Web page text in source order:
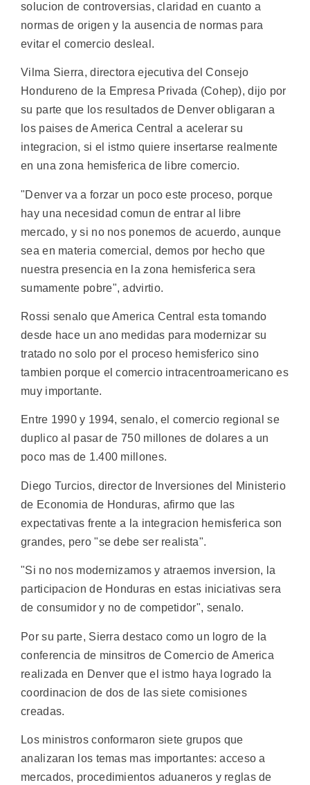
solucion de controversias, claridad en cuanto a
normas de origen y la ausencia de normas para
evitar el comercio desleal.
Vilma Sierra, directora ejecutiva del Consejo
Hondureno de la Empresa Privada (Cohep), dijo por
su parte que los resultados de Denver obligaran a
los paises de America Central a acelerar su
integracion, si el istmo quiere insertarse realmente
en una zona hemisferica de libre comercio.
"Denver va a forzar un poco este proceso, porque
hay una necesidad comun de entrar al libre
mercado, y si no nos ponemos de acuerdo, aunque
sea en materia comercial, demos por hecho que
nuestra presencia en la zona hemisferica sera
sumamente pobre", advirtio.
Rossi senalo que America Central esta tomando
desde hace un ano medidas para modernizar su
tratado no solo por el proceso hemisferico sino
tambien porque el comercio intracentroamericano es
muy importante.
Entre 1990 y 1994, senalo, el comercio regional se
duplico al pasar de 750 millones de dolares a un
poco mas de 1.400 millones.
Diego Turcios, director de Inversiones del Ministerio
de Economia de Honduras, afirmo que las
expectativas frente a la integracion hemisferica son
grandes, pero "se debe ser realista".
"Si no nos modernizamos y atraemos inversion, la
participacion de Honduras en estas iniciativas sera
de consumidor y no de competidor", senalo.
Por su parte, Sierra destaco como un logro de la
conferencia de minsitros de Comercio de America
realizada en Denver que el istmo haya logrado la
coordinacion de dos de las siete comisiones
creadas.
Los ministros conformaron siete grupos que
analizaran los temas mas importantes: acceso a
mercados, procedimientos aduaneros y reglas de